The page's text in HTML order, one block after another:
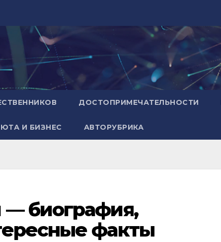
ДОСТОПРИМЕЧАТЕЛЬНОСТИ
И БИЗНЕС АВТОРУБРИКА
биография,
факты